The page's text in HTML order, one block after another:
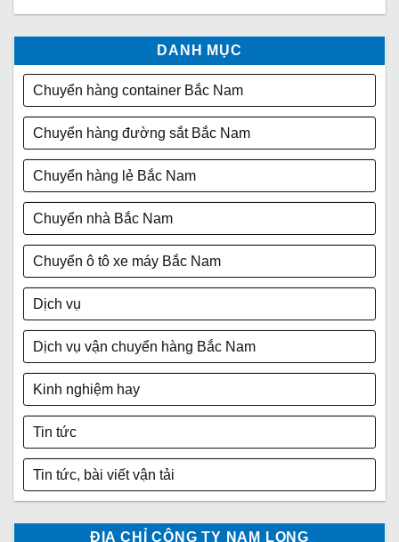
DANH MỤC
Chuyển hàng container Bắc Nam
Chuyển hàng đường sắt Bắc Nam
Chuyển hàng lẻ Bắc Nam
Chuyển nhà Bắc Nam
Chuyển ô tô xe máy Bắc Nam
Dịch vụ
Dịch vụ vận chuyển hàng Bắc Nam
Kinh nghiệm hay
Tin tức
Tin tức, bài viết vận tải
ĐỊA CHỈ CÔNG TY NAM LONG